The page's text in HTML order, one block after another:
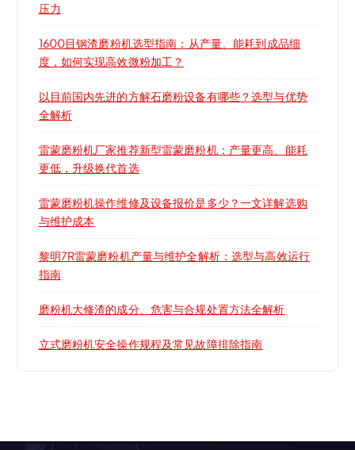
压力
1600目钢渣磨粉机选型指南：从产量、能耗到成品细
度，如何实现高效微粉加工？
以目前国内先进的方解石磨粉设备有哪些？选型与优势
全解析
雷蒙磨粉机厂家推荐新型雷蒙磨粉机：产量更高、能耗
更低，升级换代首选
雷蒙磨粉机操作维修及设备报价是多少？一文详解选购
与维护成本
黎明7R雷蒙磨粉机产量与维护全解析：选型与高效运行
指南
磨粉机大修渣的成分、危害与合规处置方法全解析
立式磨粉机安全操作规程及常见故障排除指南